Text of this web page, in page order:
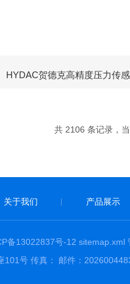
HYDAC贺德克高精度压力传
共 2106 条记录，
关于我们 产品展示
备13022837号-12 sitemap.xml
101号 传真： 邮件：